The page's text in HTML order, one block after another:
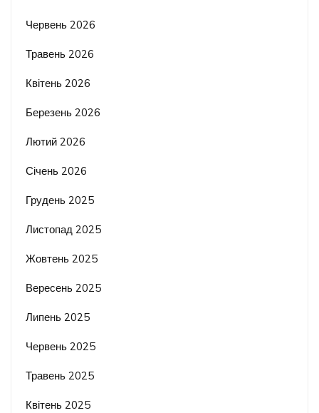
Червень 2026
Травень 2026
Квітень 2026
Березень 2026
Лютий 2026
Січень 2026
Грудень 2025
Листопад 2025
Жовтень 2025
Вересень 2025
Липень 2025
Червень 2025
Травень 2025
Квітень 2025